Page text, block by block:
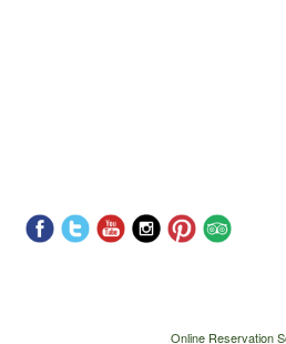
Online Reservation